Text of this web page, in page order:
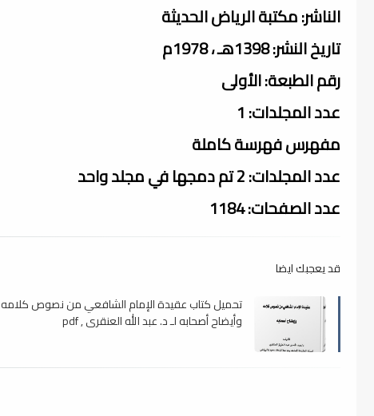
الناشر: مكتبة الرياض الحديثة
تاريخ النشر: 1398هـ ، 1978م
رقم الطبعة: الأولى
عدد المجلدات: 1
مفهرس فهرسة كاملة
عدد المجلدات: 2 تم دمجها في مجلد واحد
عدد الصفحات: 1184
قد يعجبك ايضا
تحميل كتاب عقيدة الإمام الشافعي من نصوص كلامه
وأيضاح أصحابه لـ د. عبد الله العنقري , pdf